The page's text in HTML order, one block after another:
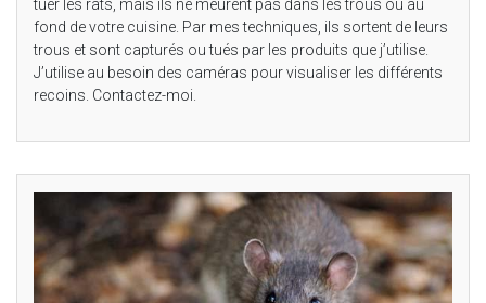
tuer les rats, mais ils ne meurent pas dans les trous ou au
fond de votre cuisine. Par mes techniques, ils sortent de leurs
trous et sont capturés ou tués par les produits que j’utilise.
J’utilise au besoin des caméras pour visualiser les différents
recoins. Contactez-moi.